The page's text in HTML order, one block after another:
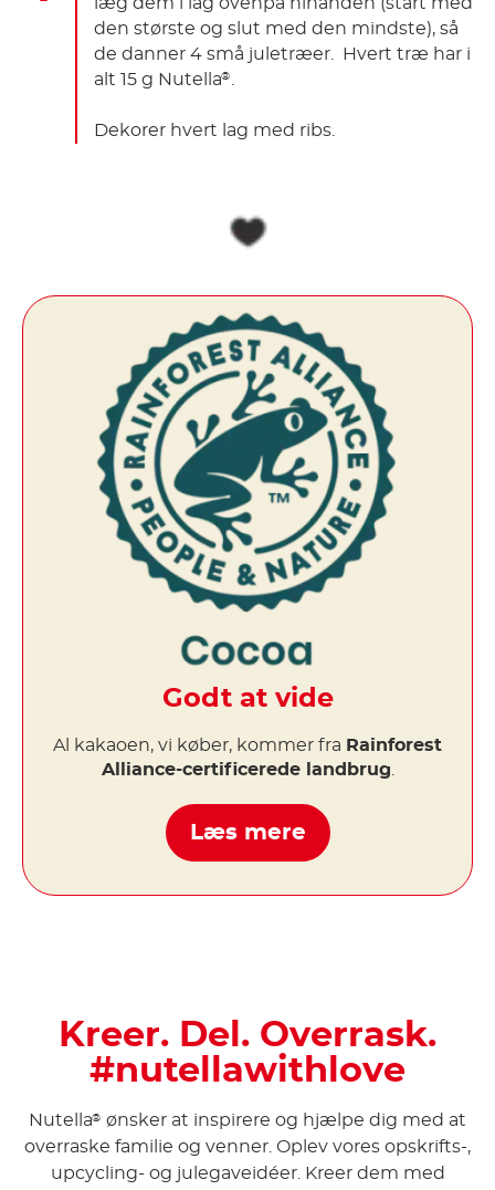
den største og slut med den mindste), så
de danner 4 små juletræer. Hvert træ har i
alt 15 g Nutella®
Dekorer hvert lag med ribs.
Godt at vide
Al kakaoen, vi køber, kommer fra Rainforest
Alliance-certificerede landbrug
Læs mere
Kreer. Del. Overrask.
#nutellawithlove
Nutella® ønsker at inspirere og hjælpe dig med at
overraske familie og venner. Oplev vores opskrifts-,
upcycling- og julegaveidéer. Kreer dem med